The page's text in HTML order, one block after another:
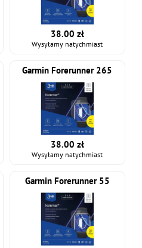
38.00 zł
Wysyłamy natychmiast
Garmin Forerunner 265
38.00 zł
Wysyłamy natychmiast
Garmin Forerunner 55